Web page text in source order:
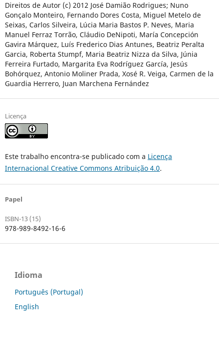
Direitos de Autor (c) 2012 José Damião Rodrigues; Nuno
Gonçalo Monteiro, Fernando Dores Costa, Miguel Metelo de
Seixas, Carlos Silveira, Lúcia Maria Bastos P. Neves, Maria
Manuel Ferraz Torrão, Cláudio DeNipoti, María Concepción
Gavira Márquez, Luís Frederico Dias Antunes, Beatriz Peralta
Garcia, Roberta Stumpf, Maria Beatriz Nizza da Silva, Júnia
Ferreira Furtado, Margarita Eva Rodríguez García, Jesús
Bohórquez, Antonio Moliner Prada, Xosé R. Veiga, Carmen de la
Guardia Herrero, Juan Marchena Fernández
Licença
Este trabalho encontra-se publicado com a Licença
Internacional Creative Commons Atribuição 4.0.
Papel
ISBN-13 (15)
978-989-8492-16-6
Idioma
Português (Portugal)
English